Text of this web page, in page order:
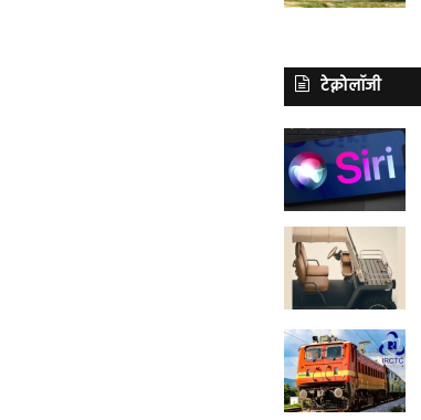
टेक्नोलॉजी